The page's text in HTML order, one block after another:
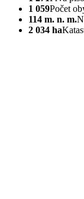
1 059Počet
114 m. n. m.
2 034 ha